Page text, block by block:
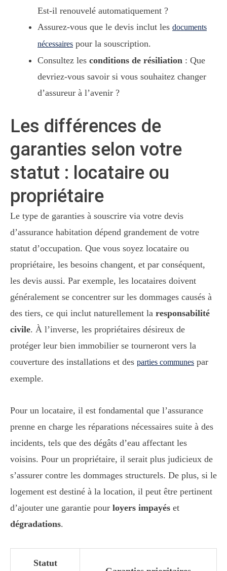
Est-il renouvelé automatiquement ?
Assurez-vous que le devis inclut les documents
nécessaires pour la souscription.
Consultez les conditions de résiliation : Que
devriez-vous savoir si vous souhaitez changer
d’assureur à l’avenir ?
Les différences de
garanties selon votre
statut : locataire ou
propriétaire
Le type de garanties à souscrire via votre devis
d’assurance habitation dépend grandement de votre
statut d’occupation. Que vous soyez locataire ou
propriétaire, les besoins changent, et par conséquent,
les devis aussi. Par exemple, les locataires doivent
généralement se concentrer sur les dommages causés à
des tiers, ce qui inclut naturellement la responsabilité
civile. À l’inverse, les propriétaires désireux de
protéger leur bien immobilier se tourneront vers la
couverture des installations et des parties communes par
exemple.
Pour un locataire, il est fondamental que l’assurance
prenne en charge les réparations nécessaires suite à des
incidents, tels que des dégâts d’eau affectant les
voisins. Pour un propriétaire, il serait plus judicieux de
s’assurer contre les dommages structurels. De plus, si le
logement est destiné à la location, il peut être pertinent
d’ajouter une garantie pour loyers impayés et
dégradations.
Statut